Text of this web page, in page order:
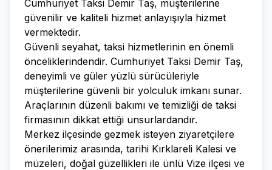
Cumhuriyet Taksi Demir Taş, müşterilerine
güvenilir ve kaliteli hizmet anlayışıyla hizmet
vermektedir.
Güvenli seyahat, taksi hizmetlerinin en önemli
önceliklerindendir. Cumhuriyet Taksi Demir Taş,
deneyimli ve güler yüzlü sürücüleriyle
müşterilerine güvenli bir yolculuk imkanı sunar.
Araçlarının düzenli bakımı ve temizliği de taksi
firmasının dikkat ettiği unsurlardandır.
Merkez ilçesinde gezmek isteyen ziyaretçilere
önerilerimiz arasında, tarihi Kırklareli Kalesi ve
müzeleri, doğal güzellikleri ile ünlü Vize ilçesi ve